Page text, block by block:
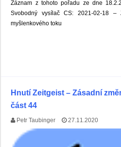
Záznam z tohoto pořadu ze dne
Svobodný vysílač CS: 2021-02-18 –
myšlenkového toku
Hnutí Zeitgeist – Zásadní
část 44
Petr Taubinger 27.11.2020